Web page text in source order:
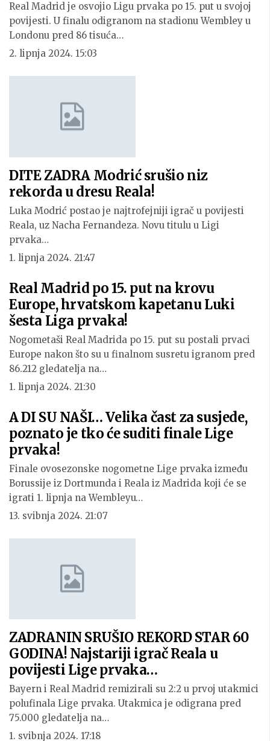
Real Madrid je osvojio Ligu prvaka po 15. put u svojoj
povijesti. U finalu odigranom na stadionu Wembley u
Londonu pred 86 tisuća…
2. lipnja 2024. 15:03
DITE ZADRA Modrić srušio niz
rekorda u dresu Reala!
Luka Modrić postao je najtrofejniji igrač u povijesti
Reala, uz Nacha Fernandeza. Novu titulu u Ligi
prvaka…
1. lipnja 2024. 21:47
Real Madrid po 15. put na krovu
Europe, hrvatskom kapetanu Luki
šesta Liga prvaka!
Nogometaši Real Madrida po 15. put su postali prvaci
Europe nakon što su u finalnom susretu igranom pred
86.212 gledatelja na…
1. lipnja 2024. 21:30
A DI SU NAŠI… Velika čast za susjede,
poznato je tko će suditi finale Lige
prvaka!
Finale ovosezonske nogometne Lige prvaka između
Borussije iz Dortmunda i Reala iz Madrida koji će se
igrati 1. lipnja na Wembleyu…
13. svibnja 2024. 21:07
ZADRANIN SRUŠIO REKORD STAR 60
GODINA! Najstariji igrač Reala u
povijesti Lige prvaka…
Bayern i Real Madrid remizirali su 2:2 u prvoj utakmici
polufinala Lige prvaka. Utakmica je odigrana pred
75.000 gledatelja na…
1. svibnja 2024. 17:18